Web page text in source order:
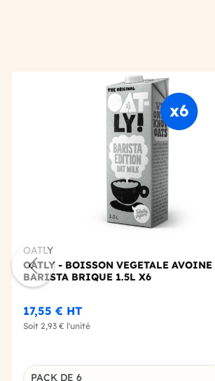
OATLY
OATLY - BOISSON VEGETALE AVOINE
BARISTA BRIQUE 1.5L X6
17,55 € HT
Soit 2,93 € l'unité
PACK DE 6